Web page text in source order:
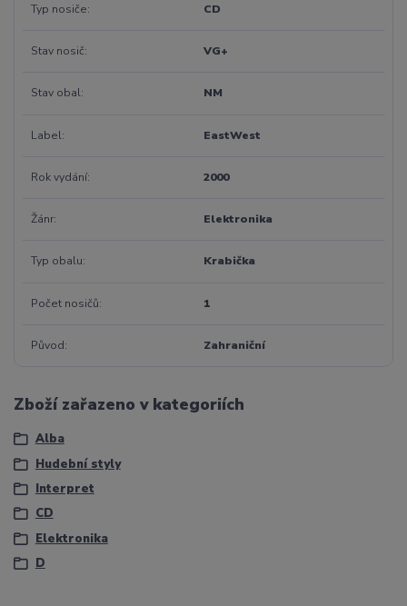
Typ nosiče CD
Stav nosič VG+
Stav obal NM
Label EastWest
Rok vydání 2000
Žánr Elektronika
Typ obalu Krabička
Počet nosičů 1
Původ Zahraniční
Zboží zařazeno v kategoriích
Alba
Hudební styly
Interpret
CD
Elektronika
D